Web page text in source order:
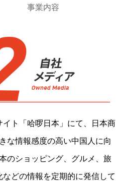
事業内容
イト「哈啰日本」にて、日本商
な情報感度の高い中国人に向
のショッピング、グルメ、旅
などの情報を定期的に発信して